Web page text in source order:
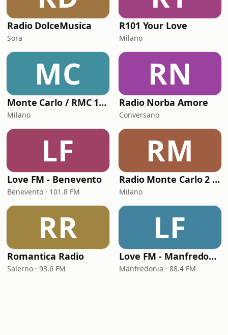
Radio DolceMusica
Sora
R101 Your Love
Milano
MC
Monte Carlo / RMC 1 - Love Songs
Milano
RN
Radio Norba Amore
Conversano
LF
Love FM - Benevento
Benevento · 101.8 FM
RM
Radio Monte Carlo 2 - Amor Latino
Milano
RR
Romantica Radio
Salerno · 93.6 FM
LF
Love FM - Manfredonia
Manfredonia · 88.4 FM